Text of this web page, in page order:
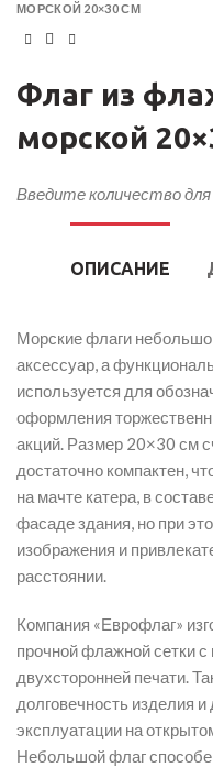
МОРСКОЙ 20×30 СМ
Флаг из
морской
Введите количество
ОПИСАНИЕ
Морские флаги
аксессуар, а
используется для
оформления
акций. Размер 20×30 см
достаточно компактен,
на мачте катера, в
фасаде здания, но при
изображения и
расстоянии.
Компания «Еврофлаг»
прочной флажной сетки с
двухсторонней печати.
долговечность изделия
эксплуатации на
Небольшой флаг